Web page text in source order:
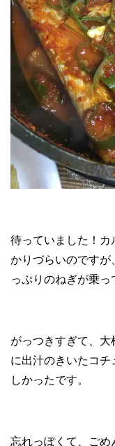
待っていました！カ
かりづらいのですが
っぷりのねぎが乗っ
がっつきすぎて、
に出汁のきいたコ
しかったです。
忘れっぽくて、ごめ